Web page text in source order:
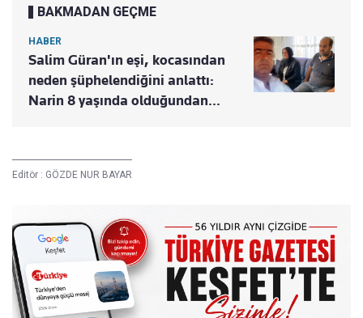
BAKMADAN GEÇME
HABER
Salim Güran'ın eşi, kocasından
neden şüphelendiğini anlattı:
Narin 8 yaşında olduğundan...
Editör : GÖZDE NUR BAYAR